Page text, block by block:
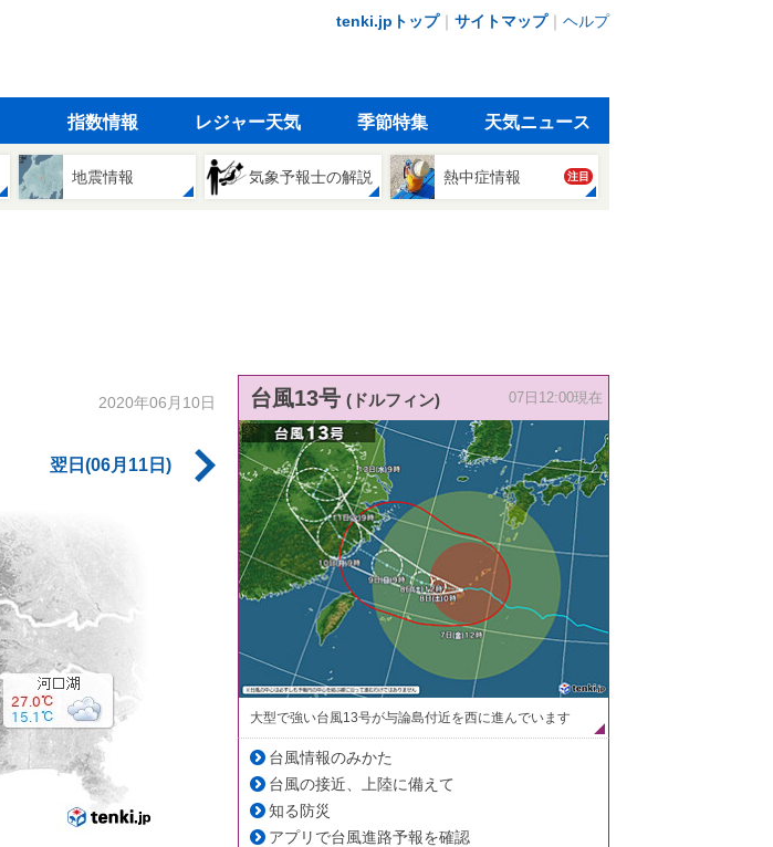
tenki.jpトップ｜ サイトマップ｜ ヘルプ
指数情報 レジャー天気 季節特集 天気ニュース
地震情報 気象予報士の解説 熱中症情報 注目
2020年06月10日
翌日(06月11日)
台風13号 (ドルフィン) 07日12:00現在
大型で強い台風13号が与論島付近を西に進んでいます
台風情報のみかた
台風の接近、上陸に備えて
知る防災
アプリで台風進路予報を確認